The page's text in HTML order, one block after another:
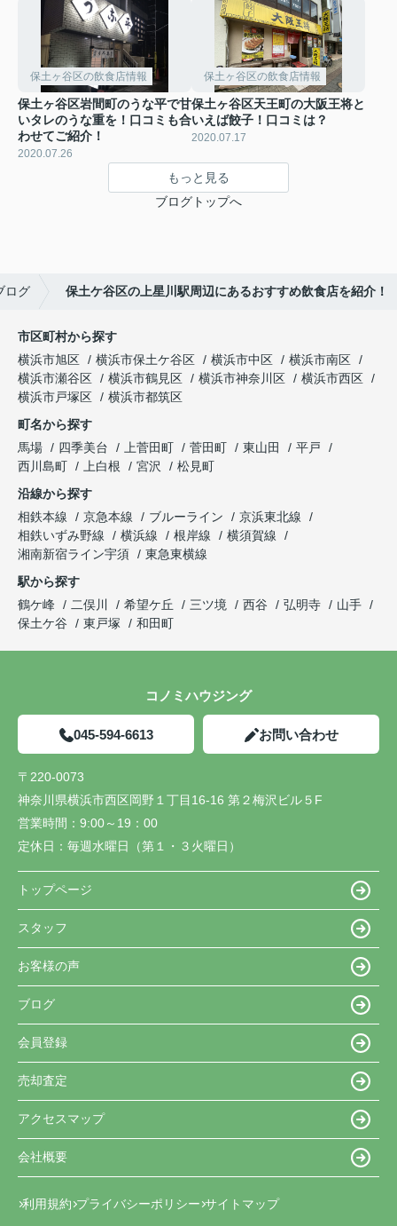
保土ヶ谷区の飲食店情報
保土ヶ谷区岩間町のうな平で甘
いタレのうな重を！口コミも合
わせてご紹介！
2020.07.26
保土ヶ谷区の飲食店情報
保土ヶ谷区天王町の大阪王将と
いえば餃子！口コミは？
2020.07.17
もっと見る
ブログトップへ
ログ 保土ケ谷区の上星川駅周辺にあるおすすめ飲食店を紹介！
市区町村から探す
横浜市旭区
横浜市保土ケ谷区 横浜市中区
横浜市南区
横浜市瀬谷区
横浜市鶴見区 横浜市神奈川区
横浜市西区
横浜市戸塚区
横浜市都筑区
町名から探す
馬場
四季美台 上菅田町 菅田町 東山田
平戸
西川島町
上白根 宮沢
松見町
沿線から探す
相鉄本線
京急本線 ブルーライン
京浜東北線
相鉄いずみ野線
横浜線 根岸線
横須賀線
湘南新宿ライン宇須
東急東横線
駅から探す
鶴ケ峰
二俣川 希望ケ丘 三ツ境 西谷 弘明寺
山手
保土ケ谷
東戸塚 和田町
コノミハウジング
045-594-6613 お問い合わせ
〒220-0073
神奈川県横浜市西区岡野１丁目16-16 第２梅沢ビル５F
営業時間： 9:00～19：00
定休日： 毎週水曜日（第１・３火曜日）
トップページ
スタッフ
お客様の声
ブログ
会員登録
売却査定
アクセスマップ
会社概要
利用規約 プライバシーポリシー サイトマップ